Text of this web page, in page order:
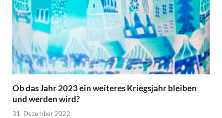
Ob das Jahr 2023 ein weiteres Kriegsjahr bleiben
und werden wird?
31. Dezember 2022